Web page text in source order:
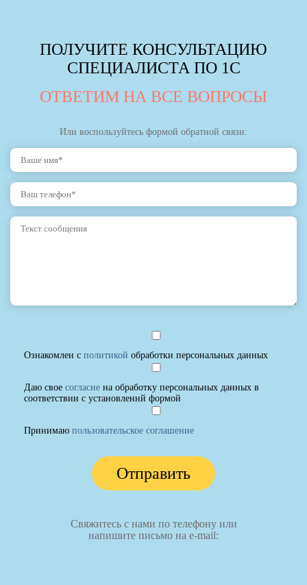
ПОЛУЧИТЕ КОНСУЛЬТАЦИЮ
СПЕЦИАЛИСТА ПО 1С
ОТВЕТИМ НА ВСЕ ВОПРОСЫ
Свяжитесь с нами по телефону или
напишите письмо на e-mail:
Или воспользуйтесь формой обратной связи:
Ознакомлен с политикой обработки персональных данных
Даю свое согласие на обработку персональных данных в
соответствии с установленнй формой
Принимаю пользовательское соглашение
Отправить